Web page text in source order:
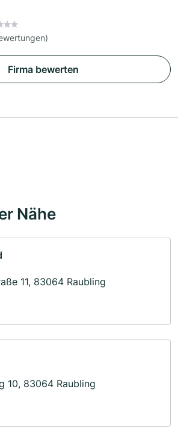
Firma bewerten
Nähe
11, 83064 Raubling
10, 83064 Raubling